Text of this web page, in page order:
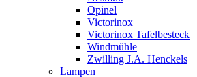
Opinel
Victorinox
Victorinox Tafelbesteck
Windmühle
Zwilling J.A. Henckels
Lampen